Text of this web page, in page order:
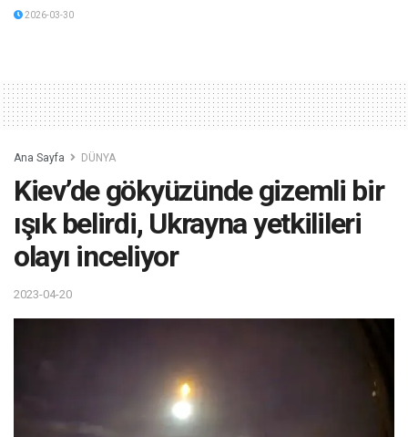
2026-03-30
Ana Sayfa DÜNYA
Kiev’de gökyüzünde gizemli bir
ışık belirdi, Ukrayna yetkilileri
olayı inceliyor
2023-04-20